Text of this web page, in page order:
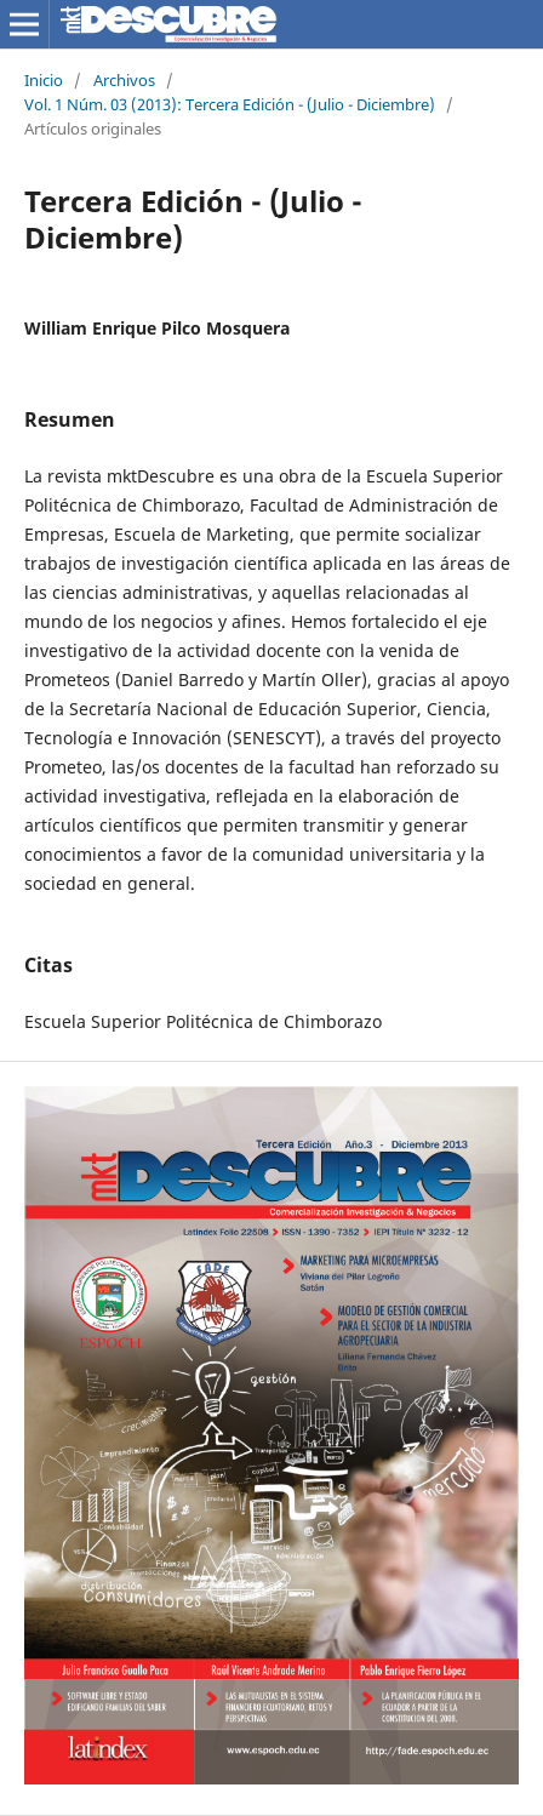
Inicio / Archivos /
Vol. 1 Núm. 03 (2013): Tercera Edición - (Julio - Diciembre)
/
Artículos originales
Tercera Edición - (Julio -
Diciembre)
William Enrique Pilco Mosquera
Resumen
La revista mktDescubre es una obra de la Escuela Superior
Politécnica de Chimborazo, Facultad de Administración de
Empresas, Escuela de Marketing, que permite socializar
trabajos de investigación científica aplicada en las áreas de
las ciencias administrativas, y aquellas relacionadas al
mundo de los negocios y afines. Hemos fortalecido el eje
investigativo de la actividad docente con la venida de
Prometeos (Daniel Barredo y Martín Oller), gracias al apoyo
de la Secretaría Nacional de Educación Superior, Ciencia,
Tecnología e Innovación (SENESCYT), a través del proyecto
Prometeo, las/os docentes de la facultad han reforzado su
actividad investigativa, reflejada en la elaboración de
artículos científicos que permiten transmitir y generar
conocimientos a favor de la comunidad universitaria y la
sociedad en general.
Citas
Escuela Superior Politécnica de Chimborazo